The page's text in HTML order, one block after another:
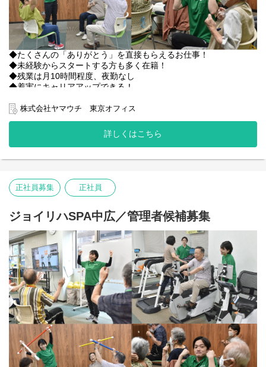
▽機能訓練：日常生活を想定した「歩行訓練」、生活動作に必要
な筋力をつける「マシントレーニング」などを実施。
◎マシンは日本の高齢者向けに独自で開発しています！
▽家トレ：ご自宅でできる簡単な体操をご案内。
▽リズム体操：音楽に合わせて手足を動かし、楽しみながら持久
力向上。
かせ、筋肉に残った疲労を軽減。
▽事務作業：お一人ずつの記録や介護計画書を作成。（PC入力）
◆たくさんの「ありがとう」を直接もらえるお仕事！
◆未経験からスタートする方も多く在籍！
◆残業は月10時間程度、夜勤なし
◆着実にキャリアアップできる！
【主な業務】
・介護予防運動の指導、サポート
・送迎
・入浴サポート
・ご利用者様の個別計画書作成及び評価
・その他店舗運営業務 など
【運動プログラムの内容】
複数名に対してのグループレッスン（ストレッチ、脳トレ）や、
1対1の個別指導（機能訓練、マシントレーニング）を行います。
【1日の流れ】
▽お迎え：ワゴン車で決まったルートを運転し、ご利用者様のご
自宅までお迎え。
▽健康チェック：ご利用者様の血圧・脈拍・体調などを確認し、
体調に合わせたプログラムを決定。
▽準備運動・ストレッチ：認知症予防のための「脳トレ」も取り
入れながらウォームアップ。
▽機能訓練：日常生活を想定した「歩行訓練」、生活動作に必要
株式会社ヤマウチ 東京オフィス
詳しくはこちら
正社員募集 正社員
ジョイリハSPA中広／管理者候補募集